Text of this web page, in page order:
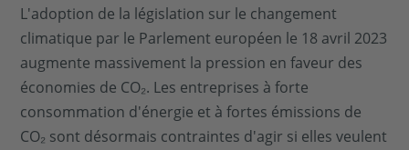
L'adoption de la législation sur le changement
climatique par le Parlement européen le 18 avril 2023
augmente massivement la pression en faveur des
économies de CO₂. Les entreprises à forte
consommation d'énergie et à fortes émissions de
CO₂ sont désormais contraintes d'agir si elles veulent